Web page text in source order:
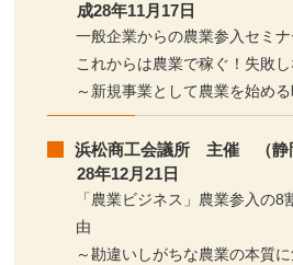
成28年11月17日
一般企業からの農業参入セミナ
これからは農業で稼ぐ！失敗
～新規事業として農業を始め
浜松商工会議所 主催 （
28年12月21日
「農業ビジネス」農業参入の
由
～勘違いしがちな農業の本質